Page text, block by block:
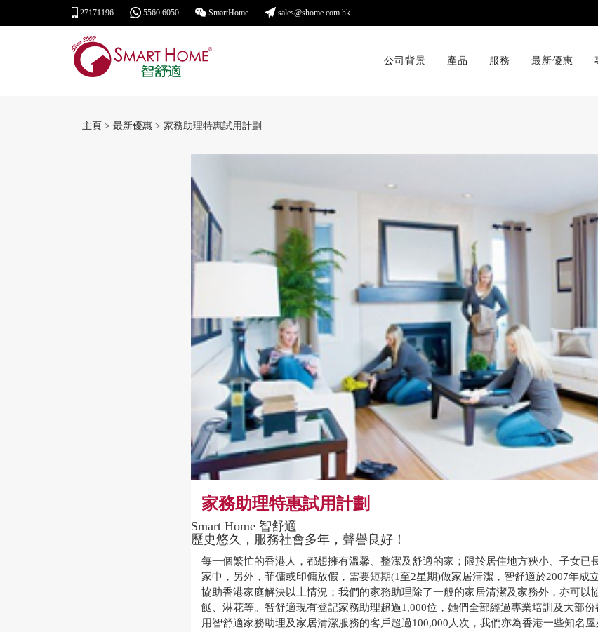
27171196 5560 6050 SmartHome sales@shome.com.hk
公司背景 產品 服務 最新優惠
主頁 > 最新優惠 > 家務助理特惠試用計劃
家務助理特惠試用計劃
Smart Home 智舒適
歷史悠久，服務社會多年，聲譽良好！
每一個繁忙的香港人，都想擁有溫馨、整潔及舒適的家；限於居住地方狹小、子女已
家中，另外，菲傭或印傭放假，需要短期(1至2星期)做家居清潔，智舒適於2007年成
協助香港家庭解決以上情況；我們的家務助理除了一般的家居清潔及家務外，亦可以
餸、淋花等。智舒適現有登記家務助理超過1,000位，她們全部經過專業培訓及大部
用智舒適家務助理及家居清潔服務的客戶超過100,000人次，我們亦為香港一些知名